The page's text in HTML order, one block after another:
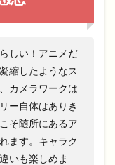
しい！アニメだ
縮したようなス
カメラワークは
ー自体はありき
そ随所にあるア
ます。キャラク
いも楽しめま